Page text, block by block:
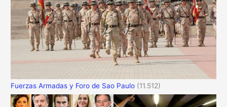
Fuerzas Armadas y Foro de Sao Paulo (11.512)